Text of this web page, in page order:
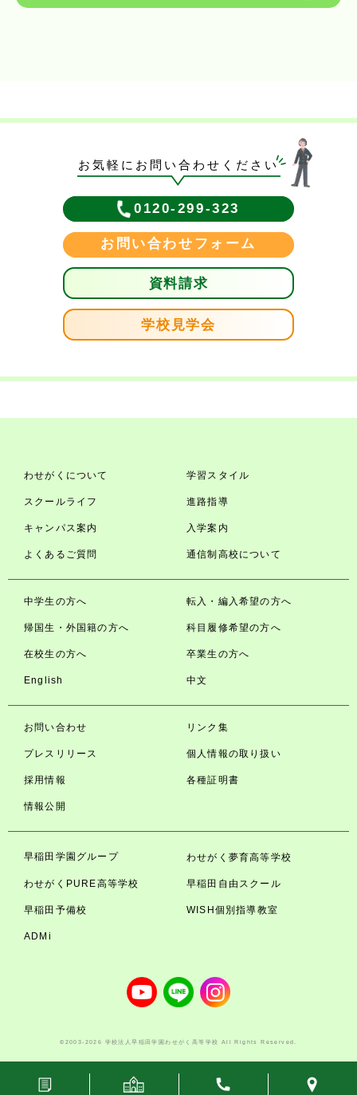
お気軽にお問い合わせください
0120-299-323
お問い合わせフォーム
資料請求
学校見学会
わせがくについて 学習スタイル
スクールライフ 進路指導
キャンパス案内 入学案内
よくあるご質問 通信制高校について
中学生の方へ 転入・編入希望の方へ
帰国生・外国籍の方へ 科目履修希望の方へ
在校生の方へ 卒業生の方へ
English 中文
お問い合わせ リンク集
プレスリリース 個人情報の取り扱い
採用情報 各種証明書
情報公開
早稲田学園グループ わせがく夢育高等学校
わせがくPURE高等学校 早稲田自由スクール
早稲田予備校 WISH個別指導教室
ADMi
©2003-2026 学校法人早稲田学園わせがく高等学校 All Rights Reserved.